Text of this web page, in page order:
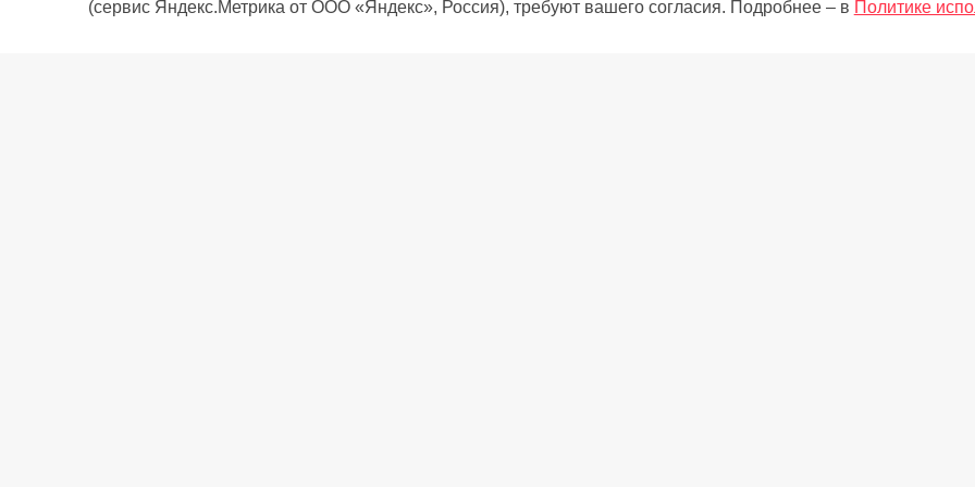
(сервис Яндекс.Метрика от ООО «Яндекс», Россия), требуют вашего согласия. Подробнее – в Политике